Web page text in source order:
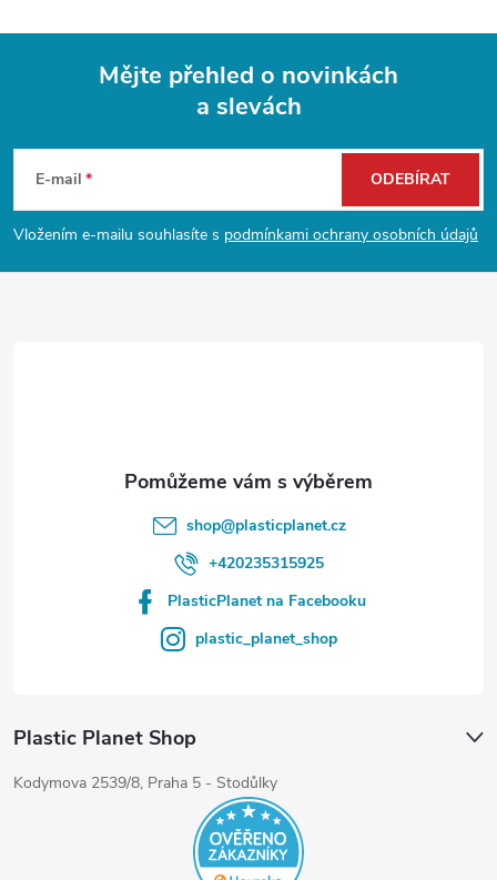
p
a
Mějte přehled o novinkách
a slevách
E-mail
Vložením e-mailu souhlasíte s podmínkami ochrany osobních údajů
ODEBÍRAT
shop@plasticplanet.cz
+420235315925
PlasticPlanet na Facebooku
plastic_planet_shop
Plastic Planet Shop
Kodymova 2539/8, Praha 5 - Stodůlky